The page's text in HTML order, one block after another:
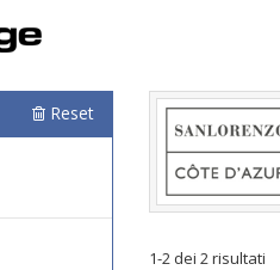
Reset
1-2 dei 2 risultati